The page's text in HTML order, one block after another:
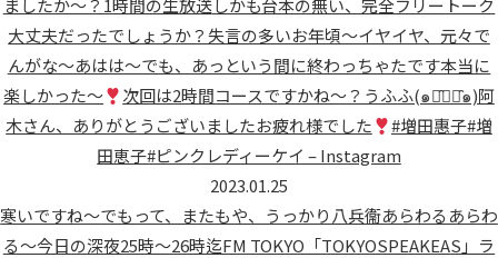
ましたか〜？1時間の生放送しかも台本の無い、完全フリートーク
大丈夫だったでしょうか？失言の多いお年頃〜イヤイヤ、元々で
んがな〜あはは〜でも、あっという間に終わっちゃたです本当に
楽しかった〜
次回は2時間コースですかね〜？うふふ(๑･̑◡･̑๑)阿
木さん、ありがとうございましたお疲れ様でした
#増田惠子#増
田恵子#ピンクレディーケイ – Instagram
2023.01.25
寒いですね〜でもって、またもや、うっかり八兵衞あらわるあらわ
る〜今日の深夜25時〜26時迄FM TOKYO「TOKYOSPEAKEAS」ラ